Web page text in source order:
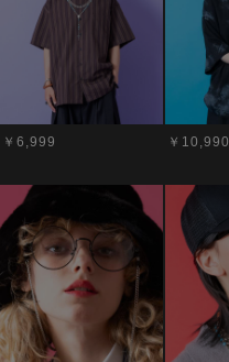
￥6,999 ￥10,990